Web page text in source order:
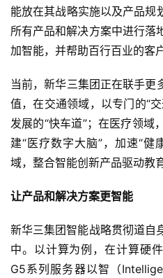
能放在其战略实施以及产品规
所有产品和解决方案中进行落
加智能，并帮助百行百业的客
当前，新华三集团正在联手更
值，在交通领域，以专门的“
发展的“快车道”；在医疗领域
建“医疗数字大脑”，加速“健
域，整合智能创新产品驱动
让产品和解决方案更智能
新华三集团智能战略贯彻道自
中。以计算为例，在计算硬
G5系列服务器以智（